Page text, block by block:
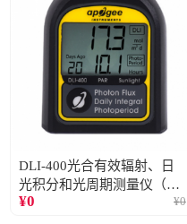
DLI-400光合有效辐射、日
光积分和光周期测量仪（仅
阳光）
¥0 ¥0